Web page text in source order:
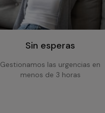
Sin esperas
Gestionamos las urgencias en
menos de 3 horas